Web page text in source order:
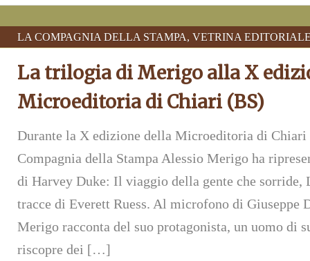
LA COMPAGNIA DELLA STAMPA, VETRINA
La trilogia di Merigo alla X
Microeditoria di Chiari (BS)
Durante la X edizione della Microeditoria di Chiari
Compagnia della Stampa Alessio Merigo ha
di Harvey Duke: Il viaggio della gente che sorride,
tracce di Everett Ruess. Al microfono di Giuseppe
Merigo racconta del suo protagonista, un uomo di
riscopre dei […]